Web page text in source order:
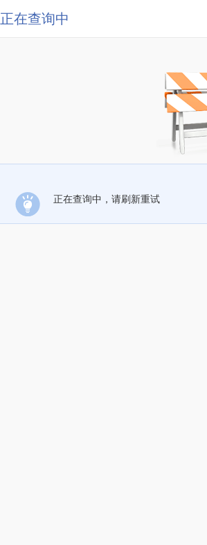
正在查询中
正在查询中，请刷新重试